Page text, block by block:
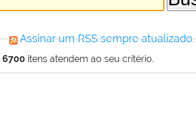
Assinar um RSS sempre atualizado.
6700 itens atendem ao seu critério.